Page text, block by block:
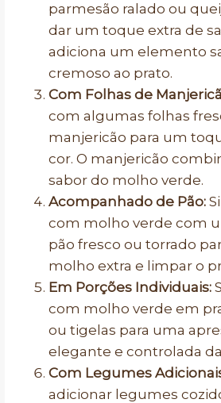
parmesão ralado ou
dar um toque extra de
adiciona um elemento
cremoso ao prato.
Com Folhas de
com algumas folhas
manjericão para um
cor. O manjericão
sabor do molho verde.
Acompanhado de Pão:
com molho verde com
pão fresco ou torrado
molho extra e limpar o
Em Porções Individuais:
com molho verde em
ou tigelas para uma
elegante e controlada
Com Legumes
adicionar legumes